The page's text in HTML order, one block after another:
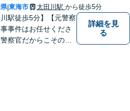
|東海市 太田川駅 から徒歩5分
川駅徒歩5分】【元警察
事件はお任せくださ
察官だからこその視
詳細を見
る